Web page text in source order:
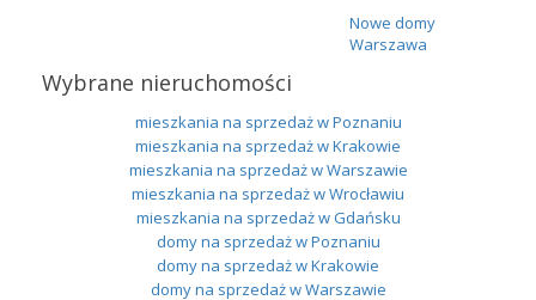
Nowe domy
Warszawa
Wybrane nieruchomości
mieszkania na sprzedaż w Poznaniu
mieszkania na sprzedaż w Krakowie
mieszkania na sprzedaż w Warszawie
mieszkania na sprzedaż w Wrocławiu
mieszkania na sprzedaż w Gdańsku
domy na sprzedaż w Poznaniu
domy na sprzedaż w Krakowie
domy na sprzedaż w Warszawie